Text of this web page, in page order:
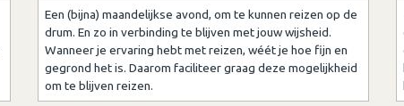
Een (bijna) maandelijkse avond, om te kunnen reizen op de
drum. En zo in verbinding te blijven met jouw wijsheid.
Wanneer je ervaring hebt met reizen, wéét je hoe fijn en
gegrond het is. Daarom faciliteer graag deze mogelijkheid
om te blijven reizen.